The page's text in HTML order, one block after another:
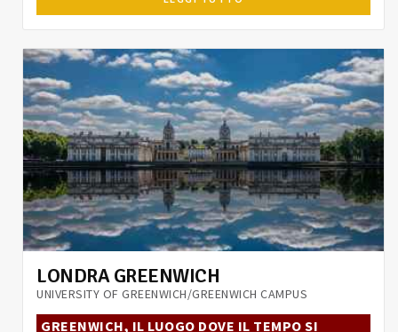
LONDRA GREENWICH
UNIVERSITY OF GREENWICH/GREENWICH CAMPUS
GREENWICH, IL LUOGO DOVE IL TEMPO SI